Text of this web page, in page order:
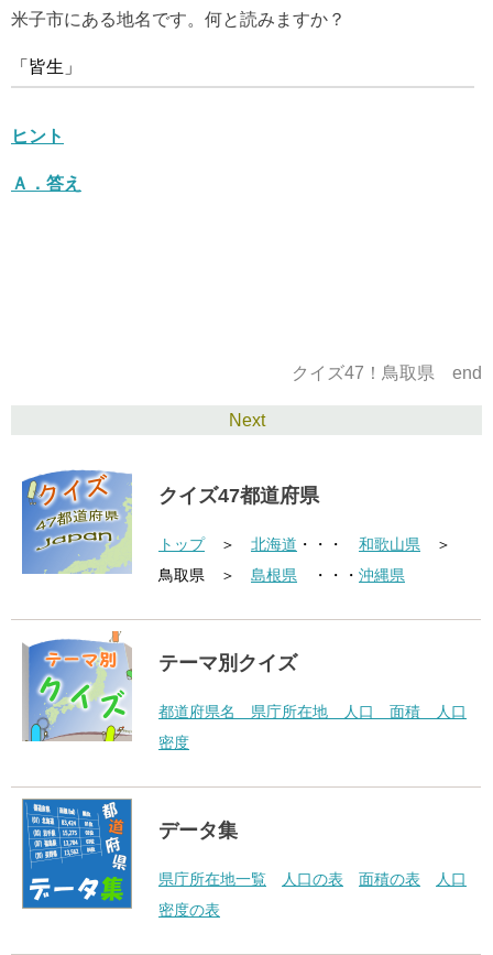
米子市にある地名です。何と読みますか？
「皆生」
ヒント
Ａ． 答え
クイズ47！鳥取県 end
Next
クイズ47都道府県
トップ＞ 北海道 ・・・ 和歌山県 ＞
鳥取県 ＞ 島根県 ・・・ 沖縄県
テーマ別クイズ
都道府県名 県庁所在地 人口 面積 人口
密度
データ集
県庁所在地一覧 人口の表 面積の表
人口
密度の表